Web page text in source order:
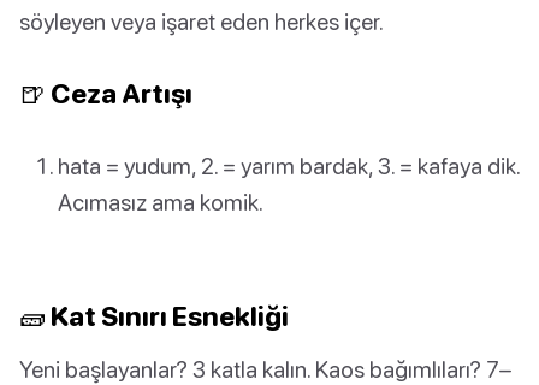
söyleyen veya işaret eden herkes içer.
🍺 Ceza Artışı
hata = yudum, 2. = yarım bardak, 3. = kafaya dik.
Acımasız ama komik.
🧱 Kat Sınırı Esnekliği
Yeni başlayanlar? 3 katla kalın. Kaos bağımlıları? 7–